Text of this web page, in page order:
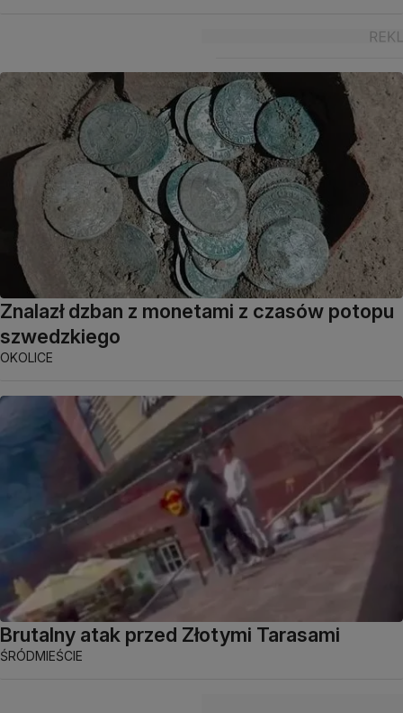
Znalazł dzban z monetami z czasów potopu
szwedzkiego
OKOLICE
Brutalny atak przed Złotymi Tarasami
ŚRÓDMIEŚCIE